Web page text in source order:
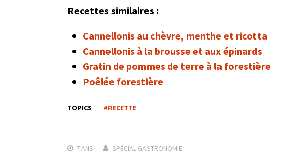
Recettes similaires :
Cannellonis au chèvre, menthe et ricotta
Cannellonis à la brousse et aux épinards
Gratin de pommes de terre à la forestière
Poêlée forestière
TOPICS #RECETTE
7 ANS SPÉCIAL GASTRONOMIE